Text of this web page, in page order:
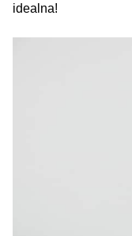
idealna!